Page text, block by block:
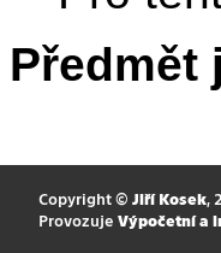
Copyright © Jiří Kosek,
Provozuje Výpočetní a